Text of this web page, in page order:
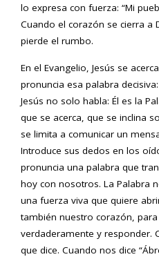
lo expresa con fuerza: “Mi
Cuando el corazón se cierra a
pierde el rumbo.
En el Evangelio, Jesús se
pronuncia esa palabra decisiva:
Jesús no solo habla: Él es la
que se acerca, que se inclina
se limita a comunicar un
Introduce sus dedos en los
pronuncia una palabra que
hoy con nosotros. La Palabra
una fuerza viva que quiere
también nuestro corazón,
verdaderamente y responder.
que dice. Cuando nos dice